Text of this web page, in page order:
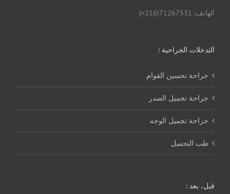
الهاتف: 71267531(216+)
التدخلات الجراحية :
جراحة تحسين القوام
جراحة تجميل الصدر
جراحة تجميل الوجه
طب التجميل
قبل، بعد :